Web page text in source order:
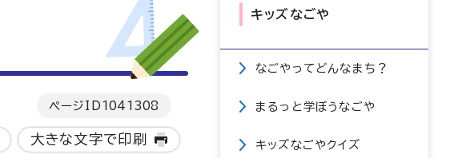
ページID 1041308
大きな文字で印刷
キッズなごや
なごやってどんなまち？
まるっと学ぼうなごや
キッズなごやクイズ